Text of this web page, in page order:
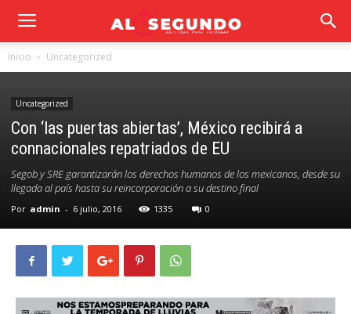
Inicio Uncategorized
Uncategorized
Con ‘las puertas abiertas’, México recibirá a
connacionales repatriados de EU
Segob y SRE garantizarán los derechos humanos de los mexicanos, desde su
llegada al país hasta su reincorporación a su destino final
Por admin - 6 julio, 2016 1335 0